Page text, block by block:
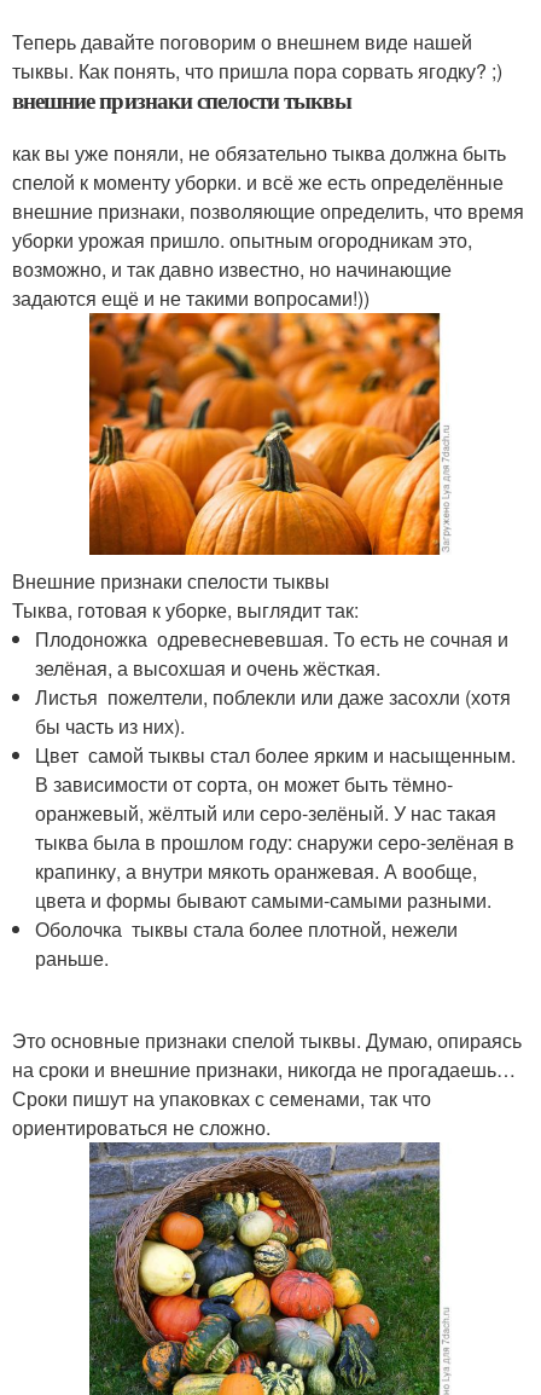
Теперь давайте поговорим о внешнем виде нашей
тыквы. Как понять, что пришла пора сорвать ягодку? ;)
внешние признаки спелости тыквы
как вы уже поняли, не обязательно тыква должна быть
спелой к моменту уборки. и всё же есть определённые
внешние признаки, позволяющие определить, что время
уборки урожая пришло. опытным огородникам это,
возможно, и так давно известно, но начинающие
задаются ещё и не такими вопросами!))
Внешние признаки спелости тыквы
Тыква, готовая к уборке, выглядит так:
Плодоножка одревесневевшая. То есть не сочная и
зелёная, а высохшая и очень жёсткая.
Листья пожелтели, поблекли или даже засохли (хотя
бы часть из них).
Цвет самой тыквы стал более ярким и насыщенным.
В зависимости от сорта, он может быть тёмно-
оранжевый, жёлтый или серо-зелёный. У нас такая
тыква была в прошлом году: снаружи серо-зелёная в
крапинку, а внутри мякоть оранжевая. А вообще,
цвета и формы бывают самыми-самыми разными.
Оболочка тыквы стала более плотной, нежели
раньше.
Это основные признаки спелой тыквы. Думаю, опираясь
на сроки и внешние признаки, никогда не прогадаешь…
Сроки пишут на упаковках с семенами, так что
ориентироваться не сложно.